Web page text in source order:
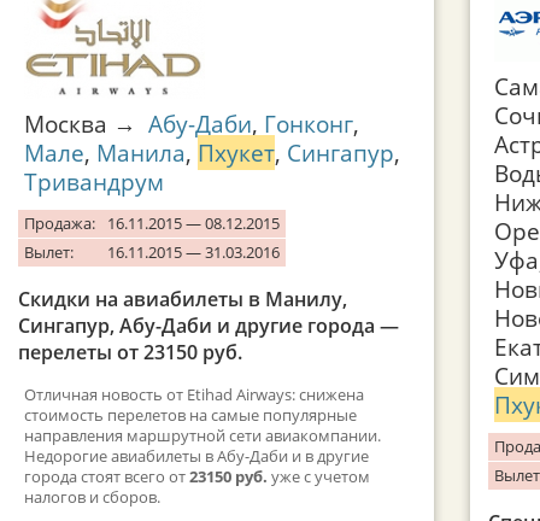
Москва → Абу-Даби, Гонконг,
Мале, Манила, Пхукет, Сингапур,
Тривандрум
Продажа:
16.11.2015 — 08.12.2015
Вылет:
16.11.2015 — 31.03.2016
Скидки на авиабилеты в Манилу,
Сингапур, Абу-Даби и другие города —
перелеты от 23150 руб.
Отличная новость от Etihad Airways: снижена
стоимость перелетов на самые популярные
направления маршрутной сети авиакомпании.
Недорогие авиабилеты в Абу-Даби и в другие
города стоят всего от23150 руб. уже с учетом
налогов и сборов.